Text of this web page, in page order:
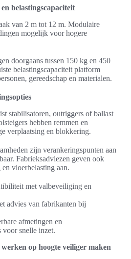
belastingscapaciteit
van 2 m tot 12 m. Modulaire
mogelijk voor hogere
doorgaans tussen 150 kg en 450
belastingscapaciteit platform
gereedschap en materialen.
stabilisatoren, outriggers of ballast
hebben remmen en
verplaatsing en blokkering.
zijn verankeringspunten aan
Fabrieksadviezen geven ook
vloerbelasting aan.
met valbeveiliging en
advies van fabrikanten bij
afmetingen en
voor snelle inzet.
op hoogte veiliger maken